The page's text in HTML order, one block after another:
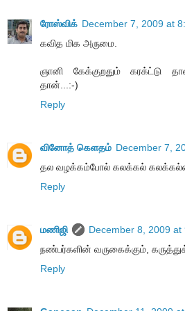
ரோஸ்விக் December 7, 2009 at
கவித மிக அருமை.
ஞானி கேக்குறதும் கரக்ட்டு
தான்...:-)
Reply
வினோத் கெளதம் December 7,
தல வழக்கம்போல் கலக்கல்
Reply
மணிஜி
December 8, 2009 at
நண்பர்களின் வருகைக்கும்,
Reply